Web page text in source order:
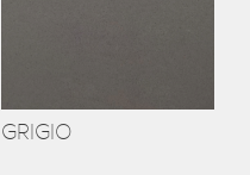
GRIGIO